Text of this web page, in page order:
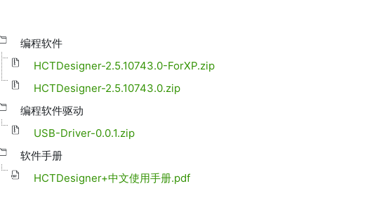
编程软件
HCTDesigner-2.5.10743.0-ForXP.zip
HCTDesigner-2.5.10743.0.zip
编程软件驱动
USB-Driver-0.0.1.zip
软件手册
HCTDesigner+中文使用手册.pdf